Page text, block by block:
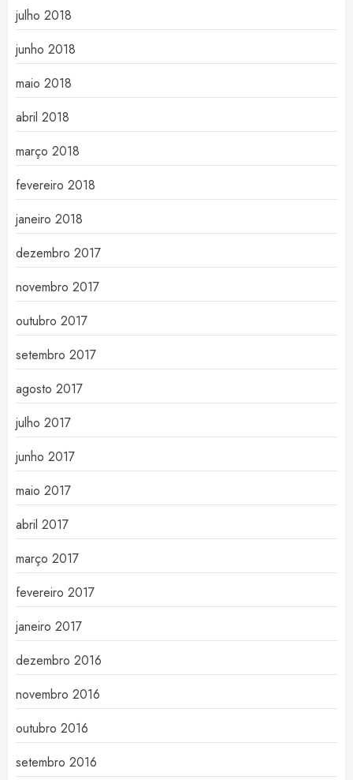
julho 2018
junho 2018
maio 2018
abril 2018
março 2018
fevereiro 2018
janeiro 2018
dezembro 2017
novembro 2017
outubro 2017
setembro 2017
agosto 2017
julho 2017
junho 2017
maio 2017
abril 2017
março 2017
fevereiro 2017
janeiro 2017
dezembro 2016
novembro 2016
outubro 2016
setembro 2016